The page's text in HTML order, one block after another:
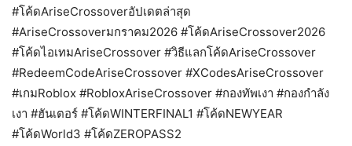
#โค้ดAriseCrossoverอัปเดตล่าสุด
#AriseCrossoverมกราคม2026 #โค้ดAriseCrossover2026
#โค้ดไอเทมAriseCrossover #วิธีแลกโค้ดAriseCrossover
#RedeemCodeAriseCrossover #XCodesAriseCrossover
#เกมRoblox #RobloxAriseCrossover #กองทัพเงา #กองกำลัง
เงา #ฮันเตอร์ #โค้ดWINTERFINAL1 #โค้ดNEWYEAR
#โค้ดWorld3 #โค้ดZEROPASS2